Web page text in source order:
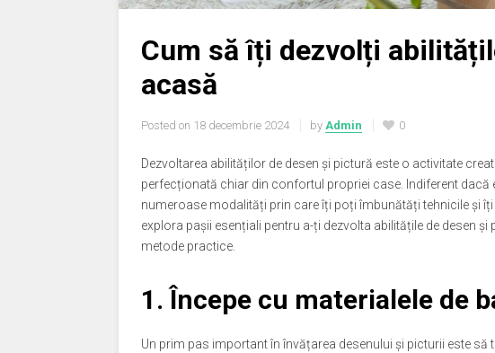
Cum să îți dezvolți
acasă
Posted on 18 decembrie 2024 by Admin 0
Dezvoltarea abilităților de desen și pictură este o activitate
perfecționată chiar din confortul propriei case. Indiferent dacă
numeroase modalități prin care îți poți îmbunătăți tehnicile și
explora pașii esențiali pentru a-ți dezvolta abilitățile de desen
metode practice.
1. Începe cu materialele de
Un prim pas important în învățarea desenului și picturii este să